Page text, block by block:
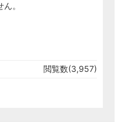
。
閲覧数(3,957)